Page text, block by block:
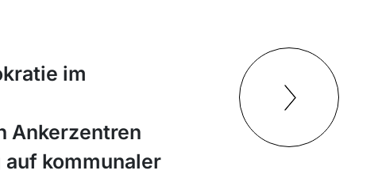
im
Ankerzentren
kommunaler